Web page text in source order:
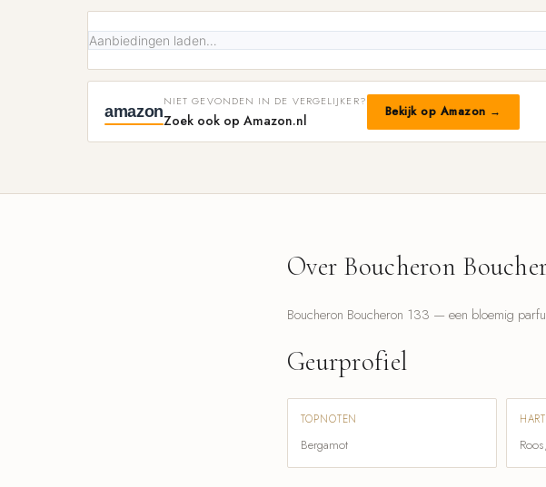
Aanbiedingen laden…
amazon
NIET GEVONDEN IN DE VERGELIJKER?
Zoek ook op Amazon.nl Bekijk op Amazon →
Over Boucheron
Boucheron Boucheron 133 — een bloemig
Geurprofiel
TOPNOTEN
Bergamot